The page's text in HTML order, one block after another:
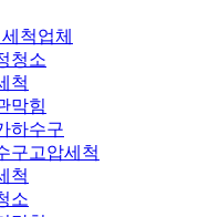
척업체
청소
척
막힘
하수구
구고압세척
척
소